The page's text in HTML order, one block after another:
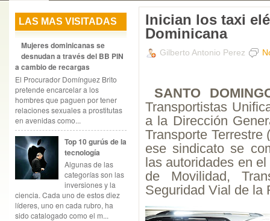
LAS MAS VISITADAS
Mujeres dominicanas se
desnudan a través del BB PIN
a cambio de recargas
El Procurador Domínguez Brito
pretende encarcelar a los
hombres que paguen por tener
relaciones sexuales a prostitutas
en avenidas como...
Top 10 gurús de la
tecnología
Algunas de las
categorías son las
inversiones y la
ciencia. Cada uno de estos diez
líderes, uno en cada rubro, ha
sido catalogado como el m...
Inician los taxi
Dominicana
Gilberto Antonio Perez
SANTO
Transportistas
a la Dirección
Transporte
ese sindicato se
las autoridades en
de Movilidad,
Seguridad Vial de la